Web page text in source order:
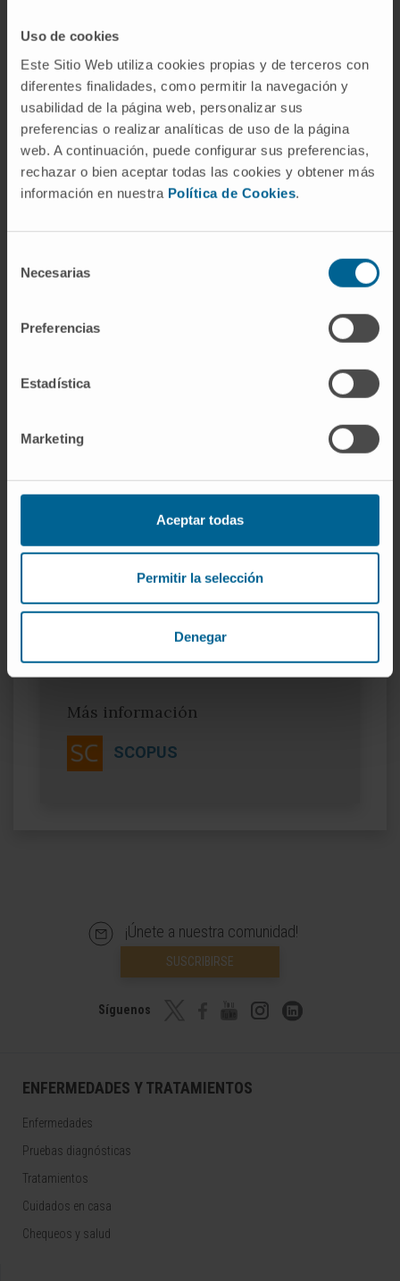
Uso de cookies
Este Sitio Web utiliza cookies propias y de terceros con
diferentes finalidades, como permitir la navegación y
usabilidad de la página web, personalizar sus
preferencias o realizar analíticas de uso de la página
web. A continuación, puede configurar sus preferencias,
rechazar o bien aceptar todas las cookies y obtener más
información en nuestra Política de Cookies.
Necesarias
Preferencias
Estadística
Marketing
Aceptar todas
Permitir la selección
Denegar
Actividad
En docencia
Profesor asociado de la Universidad de
Navarra.
En investigación
Publicación de varios artículos en revistas
especialidad.
Miembro de la Sociedad Española de
Miembro de la Sociedad Española de
Mieloide Crónica.
Miembro del Grupo Español de Leucemia
Más información
SCOPUS
¡Únete a nuestra comunidad!
SUSCRIBIRSE
Síguenos
ENFERMEDADES Y TRATAMIENTOS
Enfermedades
Pruebas diagnósticas
Tratamientos
Cuidados en casa
Chequeos y salud